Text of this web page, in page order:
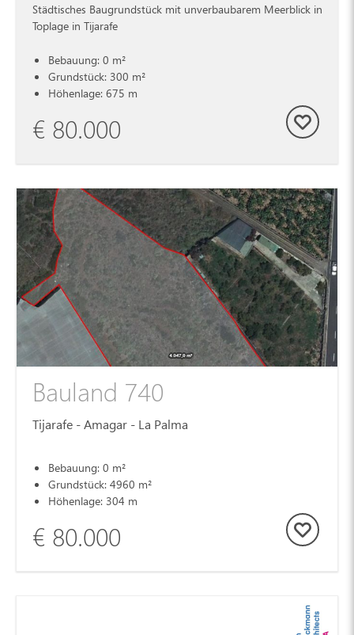
Städtisches Baugrundstück mit unverbaubarem Meerblick in
Toplage in Tijarafe
Bebauung: 0 m²
Grundstück: 300 m²
Höhenlage: 675 m
€ 80.000
Bauland 740
Tijarafe - Amagar - La Palma
Bebauung: 0 m²
Grundstück: 4960 m²
Höhenlage: 304 m
€ 80.000